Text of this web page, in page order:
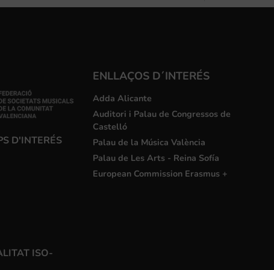
D'INTERÉS
ISO-
ENLLAÇOS D´INTERÉS
Adda Alicante
Auditori i Palau de Congressos de
Castelló
Palau de la Música València
Palau de Les Arts - Reina Sofía
European Commission Erasmus +